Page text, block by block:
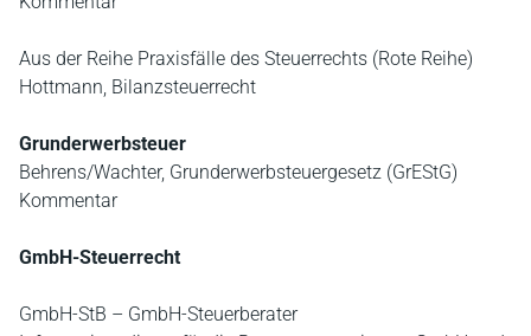
Aus der Reihe Praxisfälle des Steuerrechts (Rote Reihe)
Hottmann, Bilanzsteuerrecht
Grunderwerbsteuer
Behrens/Wachter, Grunderwerbsteuergesetz (GrEStG)
Kommentar
GmbH-Steuerrecht
GmbH-StB – GmbH-Steuerberater